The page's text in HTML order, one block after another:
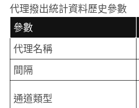
代理撥出統計資料歷史參數
參數
代理名稱
間隔
通道類型